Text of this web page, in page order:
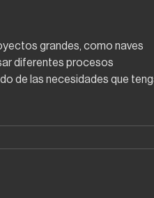
grandes, como naves
diferentes procesos
de las necesidades que
implica ciertas
en la etapa de planeación. A
de los sistemas